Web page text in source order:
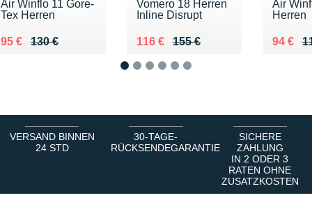
Air Winflo 11 Gore-
Tex Herren
130 €
Au lieu de 130 €
95 €
Vendu 95 €
Vomero 18 Herren
Inline Disrupt
155 €
Au lieu de 155 €
116 €
Vendu 116 €
Air
Herren
Au lieu
94 €
Vendu
VERSAND BINNEN
24 STD
30-TAGE-
RÜCKSENDEGARANTIE
SICHERE
ZAHLUNG
IN 2 ODER 3
RATEN OHNE
ZUSATZKOSTEN